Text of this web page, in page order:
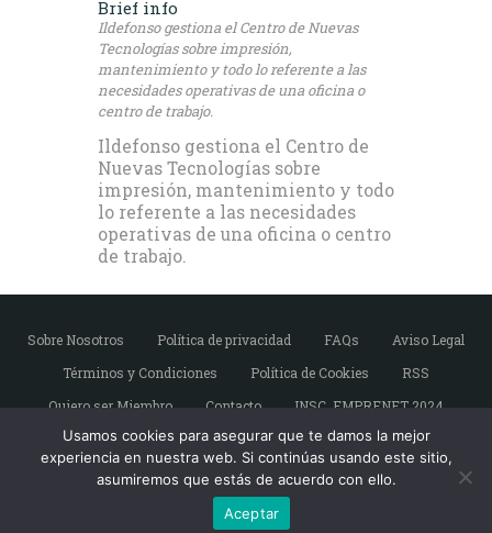
Brief info
Ildefonso gestiona el Centro de Nuevas
Tecnologías sobre impresión,
mantenimiento y todo lo referente a las
necesidades operativas de una oficina o
centro de trabajo.
Ildefonso gestiona el Centro de
Nuevas Tecnologías sobre
impresión, mantenimiento y todo
lo referente a las necesidades
operativas de una oficina o centro
de trabajo.
Sobre Nosotros Política de privacidad FAQs
Aviso Legal
Términos y Condiciones
Política de Cookies
RSS
Quiero ser Miembro
Contacto INSC. EMPRENET 2024
Copyright © Emprendedores de Sevilla. Todos
los derechos reservados.
Usamos cookies para asegurar que te damos la mejor
experiencia en nuestra web. Si continúas usando este sitio,
asumiremos que estás de acuerdo con ello.
Aceptar